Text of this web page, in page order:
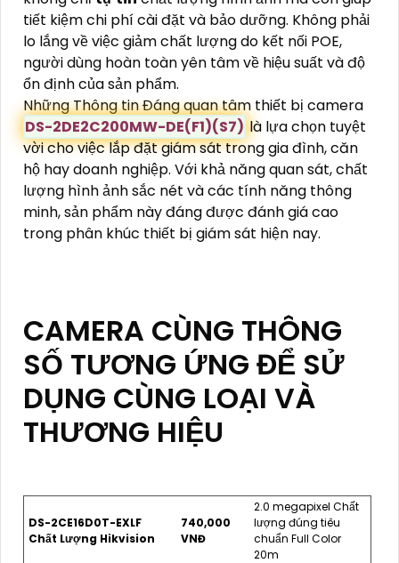
tiết kiệm chi phí cài đặt và bảo dưỡng. Không phải
lo lắng về việc giảm chất lượng do kết nối POE,
người dùng hoàn toàn yên tâm về hiệu suất và độ
ổn định của sản phẩm.
Những Thông tin Đáng quan tâm thiết bị camera
DS-2DE2C200MW-DE(F1)(S7) là lựa chọn tuyệt
vời cho việc lắp đặt giám sát trong gia đình, căn
hộ hay doanh nghiệp. Với khả năng quan sát, chất
lượng hình ảnh sắc nét và các tính năng thông
minh, sản phẩm này đáng được đánh giá cao
trong phân khúc thiết bị giám sát hiện nay.
CAMERA CÙNG THÔNG
SỐ TƯƠNG ỨNG ĐỂ SỬ
DỤNG CÙNG LOẠI VÀ
THƯƠNG HIỆU
DS-2CE16D0T-EXLF
Chất Lượng Hikvision
740,000
VNĐ
2.0 megapixel Chất
lượng đúng tiêu
chuẩn Full Color
20m